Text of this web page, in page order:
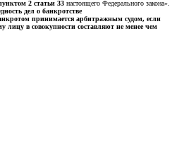
2 статьи 33 настоящего Федерального закона».
дел о банкротстве
принимается арбитражным судом, если
лицу в совокупности составляют не менее чем